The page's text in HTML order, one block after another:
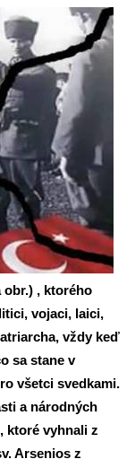
obr.) , ktorého
vojaci, laici,
vždy keď
sa stane v
všetci svedkami.
a národných
ktoré vyhnali z
Arsenios z